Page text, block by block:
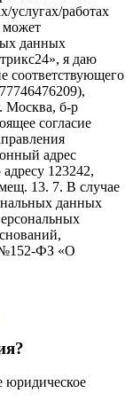
услугах/работах
может
данных
я даю
соответствующего
Москва, б-р
согласие
адрес
123242,
13. 7. В случае
данных
№152-ФЗ «О
юридическое